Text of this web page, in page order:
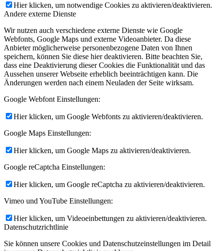
Hier klicken, um notwendige Cookies zu aktivieren/deaktivieren.
Andere externe Dienste
Wir nutzen auch verschiedene externe Dienste wie Google
Webfonts, Google Maps und externe Videoanbieter. Da diese
Anbieter möglicherweise personenbezogene Daten von Ihnen
speichern, können Sie diese hier deaktivieren. Bitte beachten Sie,
dass eine Deaktivierung dieser Cookies die Funktionalität und das
Aussehen unserer Webseite erheblich beeinträchtigen kann. Die
Änderungen werden nach einem Neuladen der Seite wirksam.
Google Webfont Einstellungen:
Hier klicken, um Google Webfonts zu aktivieren/deaktivieren.
Google Maps Einstellungen:
Hier klicken, um Google Maps zu aktivieren/deaktivieren.
Google reCaptcha Einstellungen:
Hier klicken, um Google reCaptcha zu aktivieren/deaktivieren.
Vimeo und YouTube Einstellungen:
Hier klicken, um Videoeinbettungen zu aktivieren/deaktivieren.
Datenschutzrichtlinie
Sie können unsere Cookies und Datenschutzeinstellungen im Detail